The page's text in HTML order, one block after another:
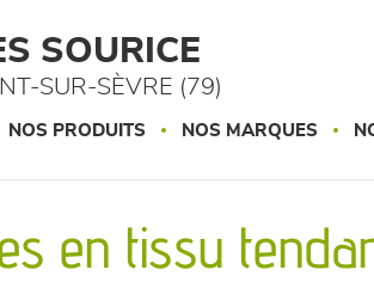
SOURICE
SUR-SÈVRE (79)
NOS PRODUITS NOS MARQUES
en tissu